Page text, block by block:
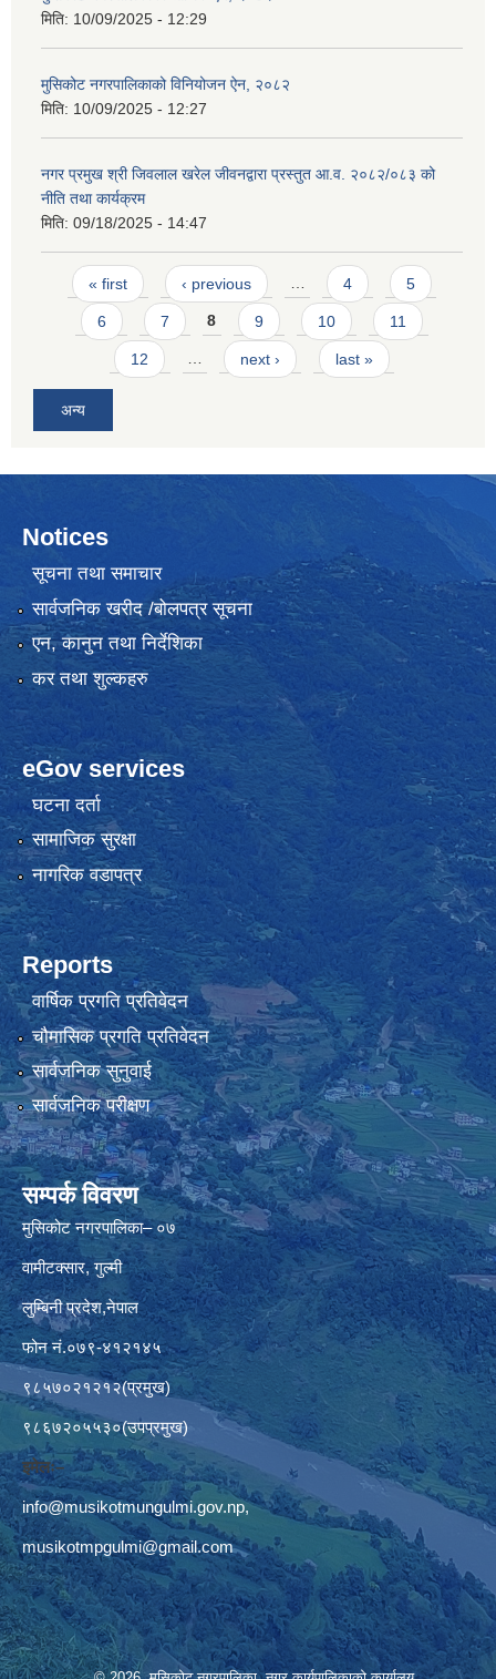
मिति: 10/09/2025 - 12:29
मुसिकोट नगरपालिकाको विनियोजन ऐन, २०८२
मिति: 10/09/2025 - 12:27
नगर प्रमुख श्री जिवलाल खरेल जीवनद्वारा प्रस्तुत आ.व. २०८२/०८३ को
नीति तथा कार्यक्रम
मिति: 09/18/2025 - 14:47
Pages
« first ‹ previous … 4 5
6 7 8 9 10 11
12 … next › last »
अन्य
Notices
सूचना तथा समाचार
सार्वजनिक खरीद /बोलपत्र सूचना
एन, कानुन तथा निर्देशिका
कर तथा शुल्कहरु
eGov services
घटना दर्ता
सामाजिक सुरक्षा
नागरिक वडापत्र
Reports
वार्षिक प्रगति प्रतिवेदन
चौमासिक प्रगति प्रतिवेदन
सार्वजनिक सुनुवाई
सार्वजनिक परीक्षण
सम्पर्क विवरण
मुसिकोट नगरपालिका– ०७
वामीटक्सार, गुल्मी
लुम्बिनी प्रदेश,नेपाल
फोन नं.०७९-४१२१४५
९८५७०२१२१२(प्रमुख)
९८६७२०५५३०(उपप्रमुख)
इमेलः–
info@musikotmungulmi.gov.np,
musikotmpgulmi@gmail.com